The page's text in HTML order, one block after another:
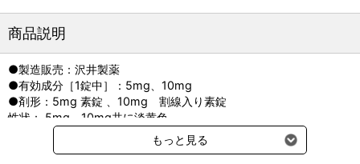
商品説明
●製造販売：沢井製薬
●有効成分［1錠中］：5mg、10mg
●剤形：5mg 素錠 、10mg 割線入り素錠
性状： 5mg、10mg共に淡黄色
直径（mm）：5mg 6.0、10mg 8.0
厚さ（mm）：5mg 2.4 、10mg 2.8
もっと見る